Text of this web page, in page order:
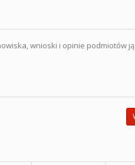
wnioski i opinie podmiotów